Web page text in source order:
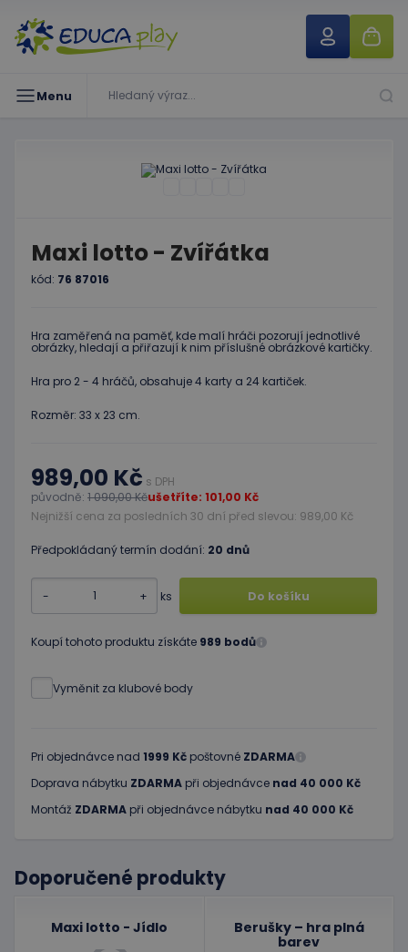
Menu
Maxi lotto - Zvířátka
kód: 76 87016
Hra zaměřená na paměť, kde malí hráči pozorují jednotlivé
obrázky, hledají a přiřazují k nim příslušné obrázkové kartičky.
Hra pro 2 - 4 hráčů, obsahuje 4 karty a 24 kartiček.
Rozměr: 33 x 23 cm.
989,00 Kč s DPH
původně: 1 090,00 Kčušetříte: 101,00 Kč
Nejnižší cena za posledních 30 dní před slevou: 989,00 Kč
Předpokládaný termín dodání: 20 dnů
- + ks Do košíku
Koupí tohoto produktu získáte 989 bodů
Vyměnit za klubové body
Pri objednávce nad 1999 Kč poštovné ZDARMA
Doprava nábytku ZDARMA při objednávce nad 40 000 Kč
Montáž ZDARMA při objednávce nábytku nad 40 000 Kč
Doporučené produkty
Maxi lotto - Jídlo
Berušky – hra plná
barev